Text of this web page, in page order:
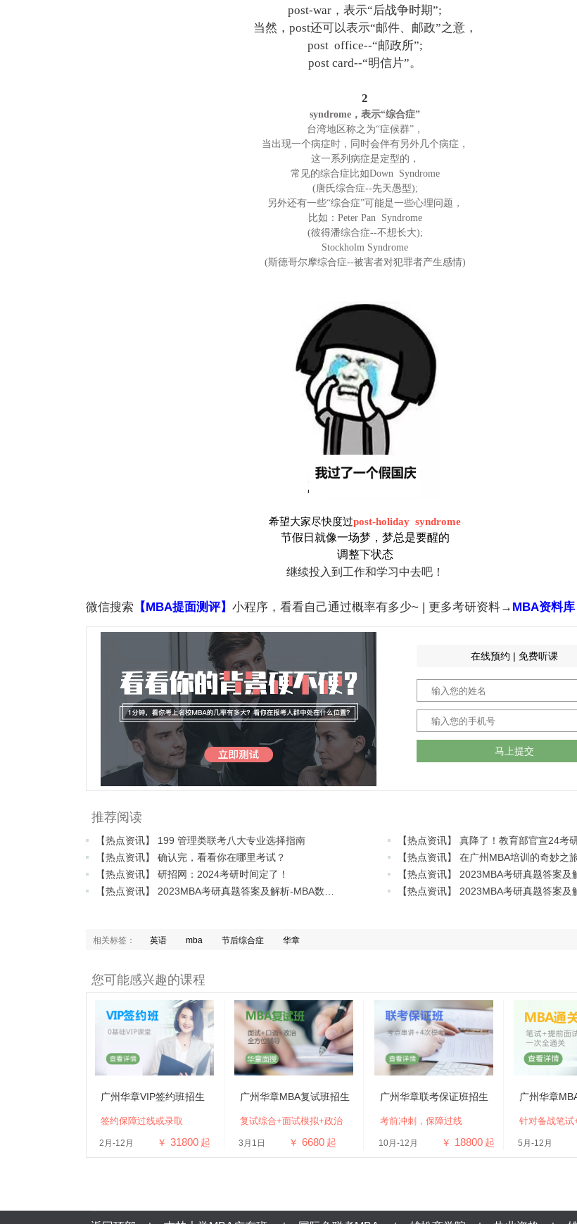
post-war，表示“后战争时期”;
当然，post还可以表示“邮件、邮政”之意，
post office--“邮政所”;
post card--“明信片”。
2
syndrome，表示“综合症”
台湾地区称之为“症候群”，
当出现一个病症时，同时会伴有另外几个病症，
这一系列病症是定型的，
常见的综合症比如Down Syndrome
(唐氏综合症--先天愚型);
另外还有一些“综合症”可能是一些心理问题，
比如：Peter Pan Syndrome
(彼得潘综合症--不想长大);
Stockholm Syndrome
(斯德哥尔摩综合症--被害者对犯罪者产生感情)
希望大家尽快度过post-holiday syndrome
节假日就像一场梦，梦总是要醒的
调整下状态
继续投入到工作和学习中去吧！
微信搜索 【MBA提面测评】 小程序，看看自己通过概率有多少~ | 更多考研资料→ MBA资料库
在线预约 | 免费听课
马上提交
推荐阅读
【热点资讯】 199 管理类联考八大专业选择指南
【热点资讯】 确认完，看看你在哪里考试？
【热点资讯】 在广州MBA培训的奇妙之
【热点资讯】 研招网：2024考研时间定了！
相关标签： 英语 mba 节后综合症 华章
您可能感兴趣的课程
广州华章VIP签约班招生
签约保障过线或录取
2月-12月 ￥ 31800 起
广州华章MBA复试班招生
复试综合+面试模拟+政治
3月1日 ￥ 6680 起
广州华章联考保证班招生
考前冲刺，保障过线
10月-12月 ￥ 18800 起
广州华章
针对备战笔试
5月-12月